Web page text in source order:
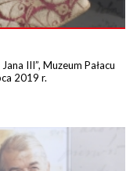
III”, Muzeum Pałacu
2019 r.